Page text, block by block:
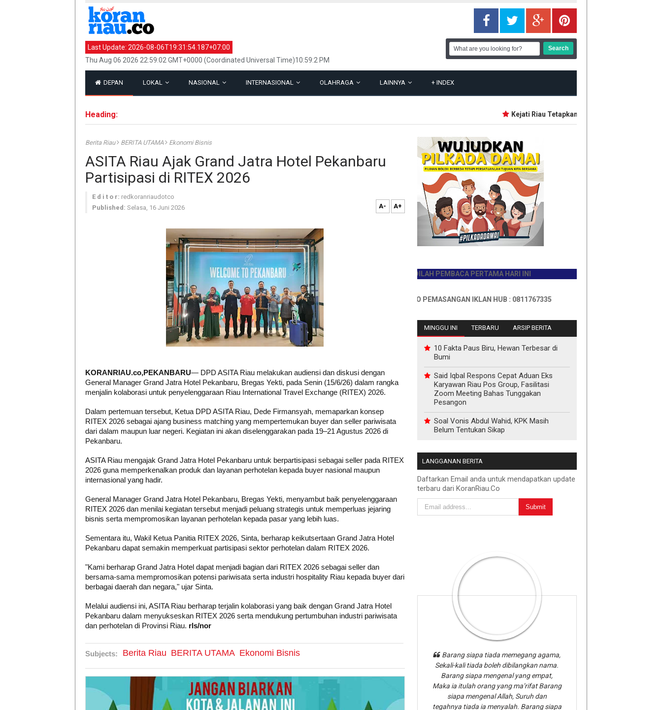
Last Update: 2026-08-06T19:31:54.187+07:00
Thu Aug 06 2026 22:59:02 GMT+0000 (Coordinated Universal Time)10:59:2 PM
DEPAN LOKAL NASIONAL INTERNASIONAL OLAHRAGA LAINNYA + INDEX
Heading: Kejati Riau Tetapkan 9 Tersangka Baru Korupsi
Berita Riau BERITA UTAMA Ekonomi Bisnis
ASITA Riau Ajak Grand Jatra Hotel Pekanbaru
Partisipasi di RITEX 2026
E d i t o r: redkoranriaudotco
Published: Selasa, 16 Juni 2026 A- A+
KORANRIAU.co,PEKANBARU— DPD ASITA Riau melakukan audiensi dan diskusi dengan
General Manager Grand Jatra Hotel Pekanbaru, Bregas Yekti, pada Senin (15/6/26) dalam rangka
menjalin kolaborasi untuk penyelenggaraan Riau International Travel Exchange (RITEX) 2026.
Dalam pertemuan tersebut, Ketua DPD ASITA Riau, Dede Firmansyah, memaparkan konsep
RITEX 2026 sebagai ajang business matching yang mempertemukan buyer dan seller pariwisata
dari dalam maupun luar negeri. Kegiatan ini akan diselenggarakan pada 19–21 Agustus 2026 di
Pekanbaru.
ASITA Riau mengajak Grand Jatra Hotel Pekanbaru untuk berpartisipasi sebagai seller pada RITEX
2026 guna memperkenalkan produk dan layanan perhotelan kepada buyer nasional maupun
internasional yang hadir.
General Manager Grand Jatra Hotel Pekanbaru, Bregas Yekti, menyambut baik penyelenggaraan
RITEX 2026 dan menilai kegiatan tersebut menjadi peluang strategis untuk memperluas jejaring
bisnis serta mempromosikan layanan perhotelan kepada pasar yang lebih luas.
Sementara itu, Wakil Ketua Panitia RITEX 2026, Sinta, berharap keikutsertaan Grand Jatra Hotel
Pekanbaru dapat semakin memperkuat partisipasi sektor perhotelan dalam RITEX 2026.
"Kami berharap Grand Jatra Hotel dapat menjadi bagian dari RITEX 2026 sebagai seller dan
bersama-sama mempromosikan potensi pariwisata serta industri hospitality Riau kepada buyer dari
berbagai daerah dan negara," ujar Sinta.
Melalui audiensi ini, ASITA Riau berharap terjalin kolaborasi yang baik dengan Grand Jatra Hotel
Pekanbaru dalam menyukseskan RITEX 2026 serta mendukung pertumbuhan industri pariwisata
dan perhotelan di Provinsi Riau. rls/nor
Subjects: Berita Riau BERITA UTAMA Ekonomi Bisnis
JADILAH PEMBACA PERTAMA HARI INI
INFO PEMASANGAN IKLAN HUB : 0811767335
MINGGU INI TERBARU ARSIP BERITA
10 Fakta Paus Biru, Hewan Terbesar di
Bumi
Said Iqbal Respons Cepat Aduan Eks
Karyawan Riau Pos Group, Fasilitasi
Zoom Meeting Bahas Tunggakan
Pesangon
Soal Vonis Abdul Wahid, KPK Masih
Belum Tentukan Sikap
LANGGANAN BERITA
Daftarkan Email anda untuk mendapatkan update
terbaru dari KoranRiau.Co
Barang siapa tiada memegang agama,
Sekali-kali tiada boleh dibilangkan nama.
Barang siapa mengenal yang empat,
Maka ia itulah orang yang ma’rifat Barang
siapa mengenal Allah, Suruh dan
tegahnya tiada ia menyalah. Barang siapa